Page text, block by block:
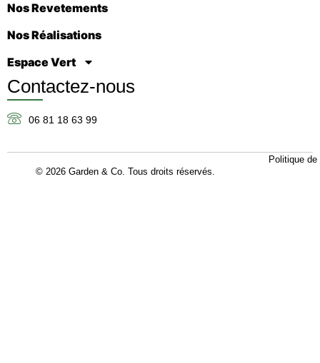
Nos Revetements
Nos Réalisations
Espace Vert
Contactez-nous
06 81 18 63 99
© 2026 Garden & Co. Tous droits réservés.
Politique